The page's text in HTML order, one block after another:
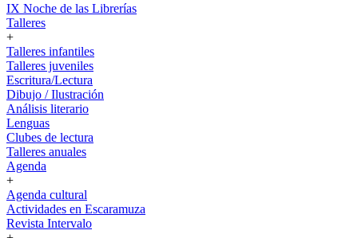
IX Noche de las Librerías
Talleres
+
Talleres infantiles
Talleres juveniles
Escritura/Lectura
Dibujo / Ilustración
Análisis literario
Lenguas
Clubes de lectura
Talleres anuales
Agenda
+
Agenda cultural
Actividades en Escaramuza
Revista Intervalo